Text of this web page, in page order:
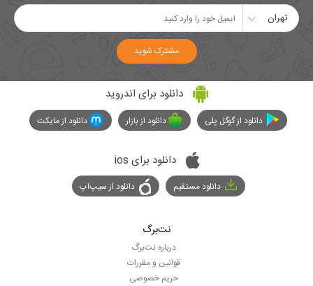
تهران
مشترک شوید
دانلود برای اندروید
دانلود از گوگل پلی دانلود از بازار دانلود از مایکت
دانلود برای ios
دانلود مستقیم دانلود از سیپ‌اپ
نت‌برگ
درباره نت‌برگ
قوانین و مقررات
حریم خصوصی